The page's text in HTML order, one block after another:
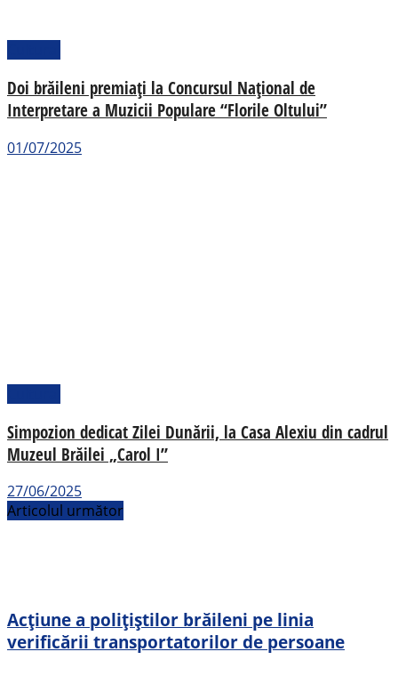
Doi brăileni premiați la Concursul Național de
Interpretare a Muzicii Populare “Florile Oltului”
01/07/2025
Simpozion dedicat Zilei Dunării, la Casa Alexiu din cadrul
Muzeul Brăilei „Carol I”
27/06/2025
Articolul următor
Acțiune a polițiștilor brăileni pe linia
verificării transportatorilor de persoane